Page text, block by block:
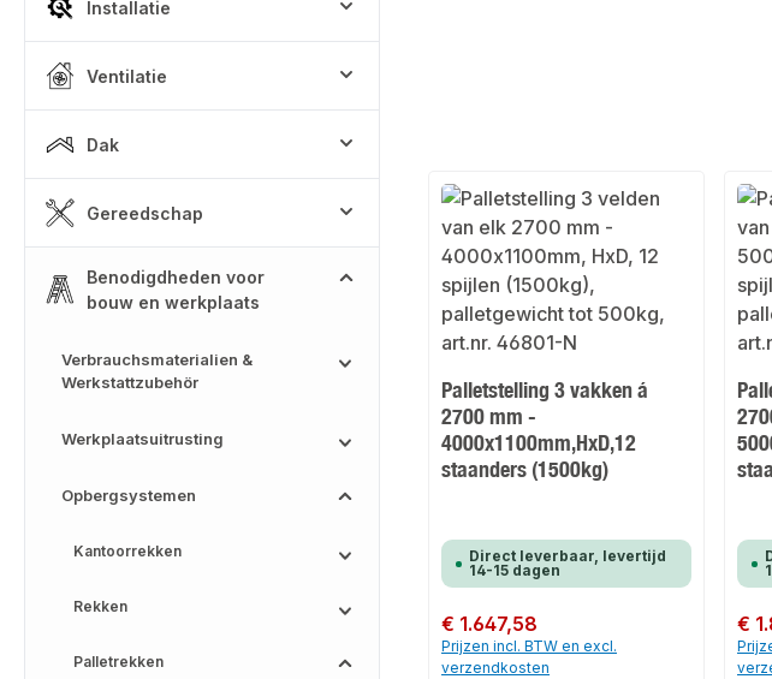
Installatie
Ventilatie
Dak
Gereedschap
Benodigdheden voor
bouw en werkplaats
Verbrauchsmaterialien &
Werkstattzubehör
Werkplaatsuitrusting
Opbergsystemen
Kantoorrekken
Rekken
Palletrekken
Palletstelling 3 vakken á
2700 mm -
4000x1100mm,HxD,12
staanders (1500kg)
Direct leverbaar, levertijd
14-15 dagen
Normale prijs:
€ 1.647,58
Prijzen incl. BTW en excl.
verzendkosten
€